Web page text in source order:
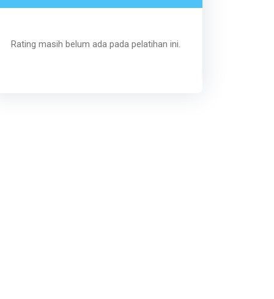
Rating masih belum ada pada pelatihan ini.